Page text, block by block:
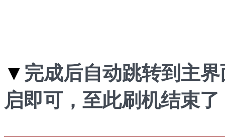
▼ 完成后自动跳转到主
启即可，至此刷机结束了